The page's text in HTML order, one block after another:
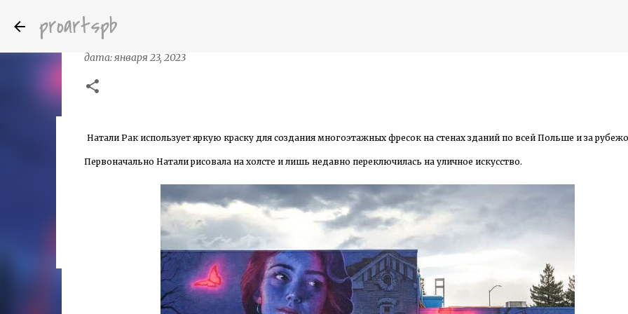
proartspb
Бумажные скульптуры канадского художника Келвина Николса (Calvin Nicholls)
дата:октября 14, 2022
дата:января 23, 2023
Натали Рак использует яркую краску для создания многоэтажных фресок на стенах зданий по всей Польше и за
Первоначально Наталирисовала на холсте и лишь недавно переключилась на уличное искусство.